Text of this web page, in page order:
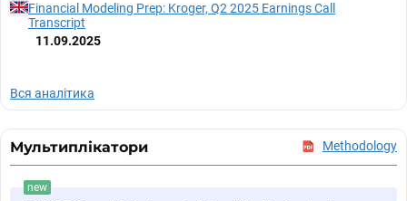
Financial Modeling Prep: Kroger, Q2 2025 Earnings Call
Transcript
11.09.2025
Вся аналітика
Мультиплікатори Methodology
new